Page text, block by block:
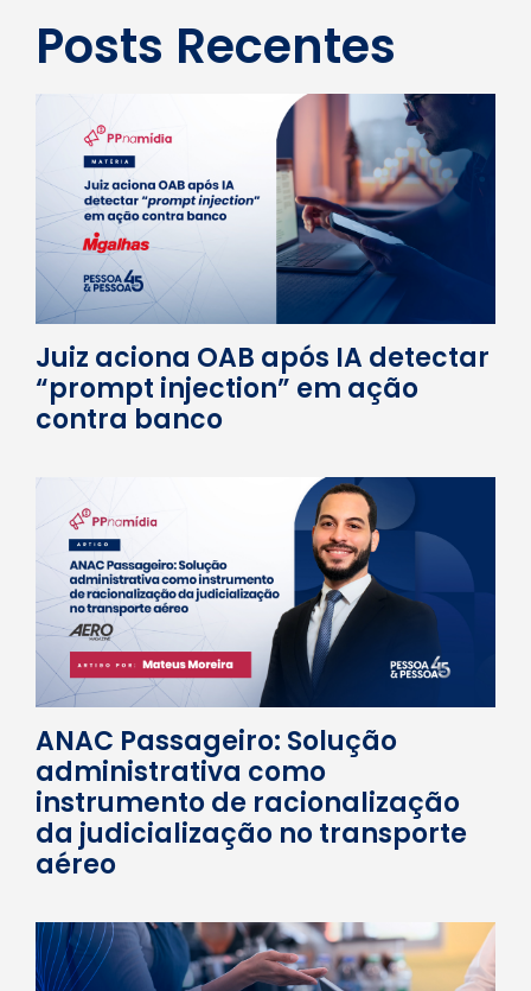
Posts Recentes
Juiz aciona OAB após IA detectar
“prompt injection” em ação
contra banco
ANAC Passageiro: Solução
administrativa como
instrumento de racionalização
da judicialização no transporte
aéreo